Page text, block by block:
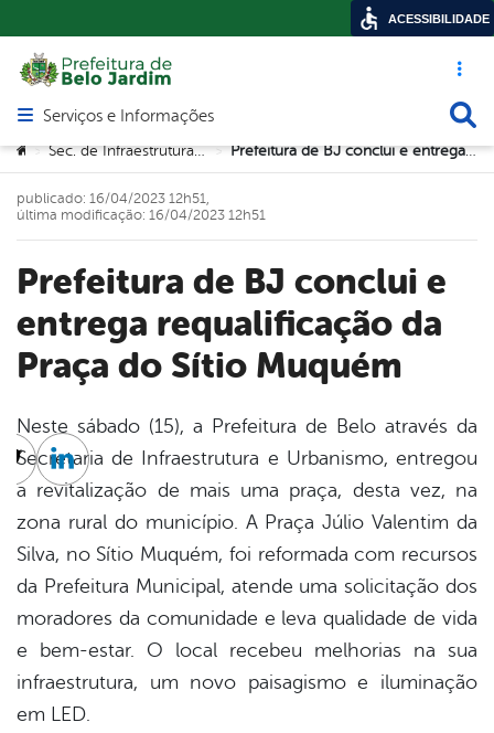
Acesso
Abrir menu principal de navegação
Serviços e Informações
Você está aqui:
> Sec. de Infraestrutura e Urbanismo > Prefeitura de BJ conclui e entrega requalificação da Praça do Sítio Muquém
Prefeitura de BJ conclui e
entrega requalificação da
Praça do Sítio Muquém
publicado: 16/04/2023 12h51,
última modificação: 16/04/2023 12h51
Neste sábado (15), a Prefeitura de Belo através da
Secretaria de Infraestrutura e Urbanismo, entregou
a revitalização de mais uma praça, desta vez, na
zona rural do município. A Praça Júlio Valentim da
Silva, no Sítio Muquém, foi reformada com recursos
da Prefeitura Municipal, atende uma solicitação dos
moradores da comunidade e leva qualidade de vida
e bem-estar. O local recebeu melhorias na sua
infraestrutura, um novo paisagismo e iluminação
em LED.
Twitter
Linkedin
ACESSIBILIDADE